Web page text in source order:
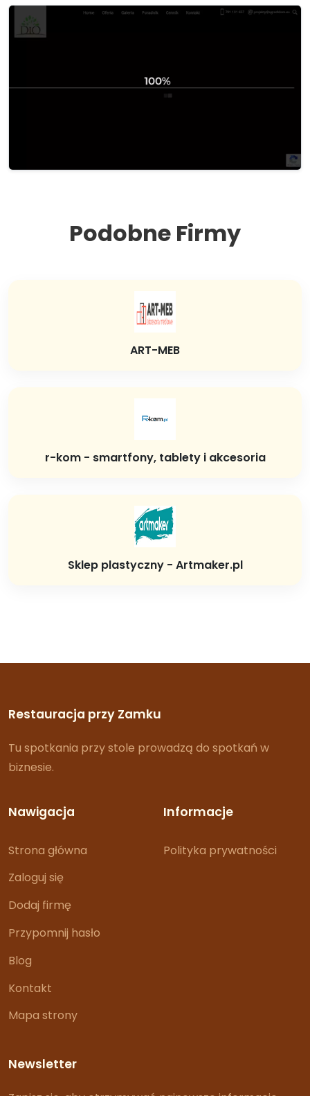
Podobne Firmy
ART-MEB
r-kom - smartfony, tablety i akcesoria
Sklep plastyczny - Artmaker.pl
Restauracja przy Zamku
Tu spotkania przy stole prowadzą do spotkań w
biznesie.
Nawigacja
Strona główna
Zaloguj się
Dodaj firmę
Przypomnij hasło
Blog
Kontakt
Mapa strony
Informacje
Polityka prywatności
Newsletter